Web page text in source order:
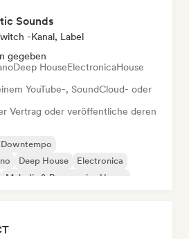
Sounds
-Kanal, Label
gegeben
Deep HouseElectronicaHouse
YouTube-, SoundCloud- oder
Vertrag oder veröffentliche deren
Deep House
Electronica
Melodic & Progressive House